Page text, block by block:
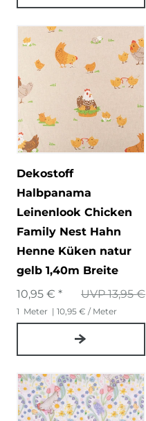
Dekostoff
Halbpanama
Leinenlook Chicken
Family Nest Hahn
Henne Küken natur
gelb 1,40m Breite
UVP 13,95 €
10,95 € *
1 Meter | 10,95 € / Meter